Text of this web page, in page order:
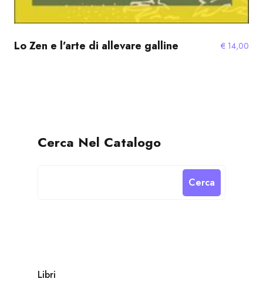
Lo Zen e l’arte di allevare galline € 14,00
Cerca Nel Catalogo
Cerca
Libri